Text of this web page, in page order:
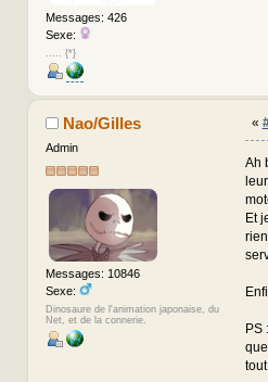
Messages: 426
Sexe:
..... {*}
Nao/Gilles
Admin
Messages: 10846
Sexe:
Dinosaure de l'animation japonaise, du
Net, et de la connerie.
«
Ah
Et
PS